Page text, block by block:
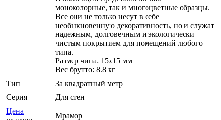
моноколорные, так и многоцветные образцы.
Все они не только несут в себе
необыкновенную декоративность, но и служат
надежным, долговечным и экологически
чистым покрытием для помещений любого
типа.
Размер чипа: 15x15 мм
Вес брутто: 8.8 кг
Тип
За квадратный метр
Серия
Для стен
Цена
Мрамор